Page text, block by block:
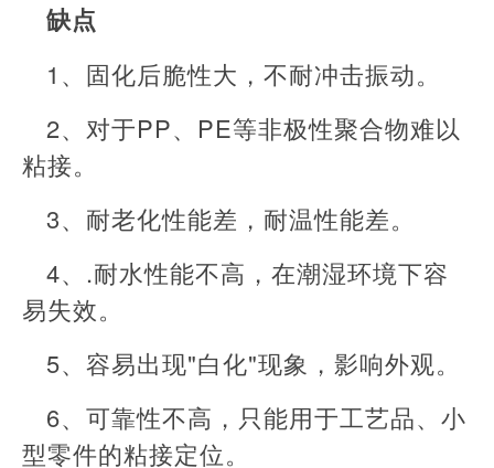
缺点
1、固化后脆性大，不耐冲击振动。
2、对于PP、PE等非极性聚合物难以
粘接。
3、耐老化性能差，耐温性能差。
4、.耐水性能不高，在潮湿环境下容
易失效。
5、容易出现"白化"现象，影响外观。
6、可靠性不高，只能用于工艺品、小
型零件的粘接定位。